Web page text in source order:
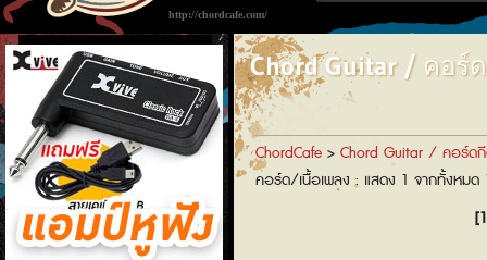
http://chordcafe.com/
Chord Guitar / คอร์
ChordCafe > Chord Guitar / คอร์ด
คอร์ด/เนื้อเพลง : แสดง 1 จากทั้งหมด